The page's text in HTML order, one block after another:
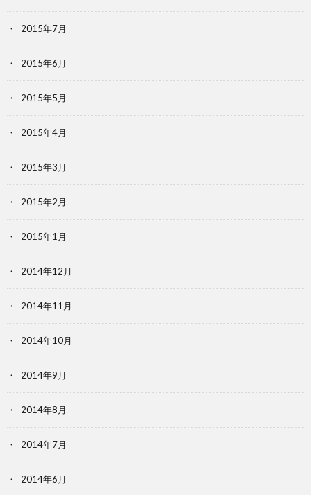
2015年7月
2015年6月
2015年5月
2015年4月
2015年3月
2015年2月
2015年1月
2014年12月
2014年11月
2014年10月
2014年9月
2014年8月
2014年7月
2014年6月